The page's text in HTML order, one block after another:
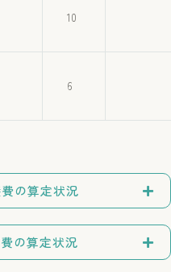
10
6
の算定状況
の算定状況